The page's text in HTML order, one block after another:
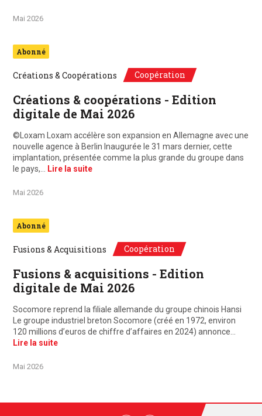
Mai 2026
Abonné
Créations & Coopérations Coopération
Créations & coopérations - Edition
digitale de Mai 2026
©Loxam Loxam accélère son expansion en Allemagne avec une
nouvelle agence à Berlin Inaugurée le 31 mars dernier, cette
implantation, présentée comme la plus grande du groupe dans
le pays,…
Lire la suite
Mai 2026
Abonné
Fusions & Acquisitions Coopération
Fusions & acquisitions - Edition
digitale de Mai 2026
Socomore reprend la filiale allemande du groupe chinois Hansi
Le groupe industriel breton Socomore (créé en 1972, environ
120 millions d’euros de chiffre d’affaires en 2024) annonce…
Lire la suite
Mai 2026